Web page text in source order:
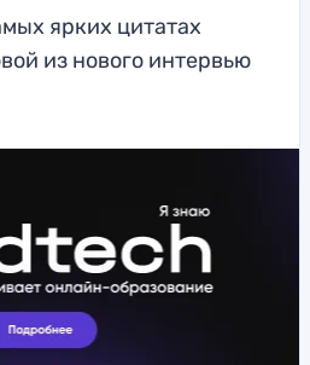
ярких цитатах
из нового интервью